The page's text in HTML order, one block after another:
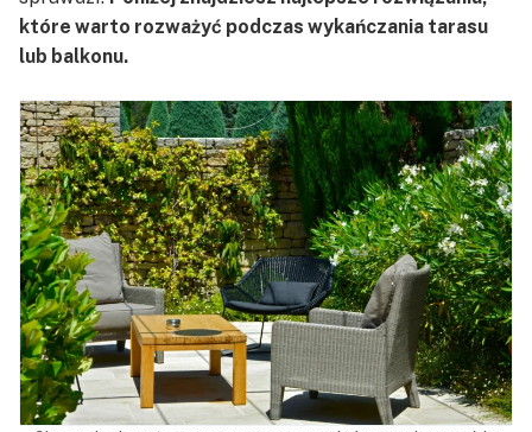
które warto rozważyć podczas wykańczania tarasu
lub balkonu.